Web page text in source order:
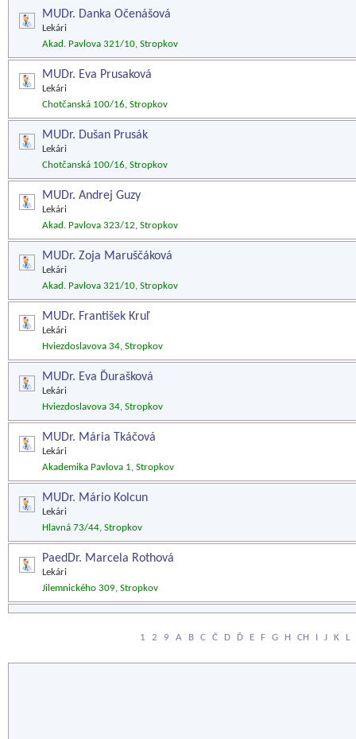
MUDr. Danka Očenášová
Lekári
Akad. Pavlova 321/10, Stropkov
MUDr. Eva Prusaková
Lekári
Chotčanská 100/16, Stropkov
MUDr. Dušan Prusák
Lekári
Chotčanská 100/16, Stropkov
MUDr. Andrej Guzy
Lekári
Akad. Pavlova 323/12, Stropkov
MUDr. Zoja Maruščáková
Lekári
Akad. Pavlova 321/10, Stropkov
MUDr. František Kruľ
Lekári
Hviezdoslavova 34, Stropkov
MUDr. Eva Ďurašková
Lekári
Hviezdoslavova 34, Stropkov
MUDr. Mária Tkáčová
Lekári
Akademika Pavlova 1, Stropkov
MUDr. Mário Kolcun
Lekári
Hlavná 73/44, Stropkov
PaedDr. Marcela Rothová
Lekári
Jilemnického 309, Stropkov
1 2 9 A B C Č D Ď E F G H CH I J K L